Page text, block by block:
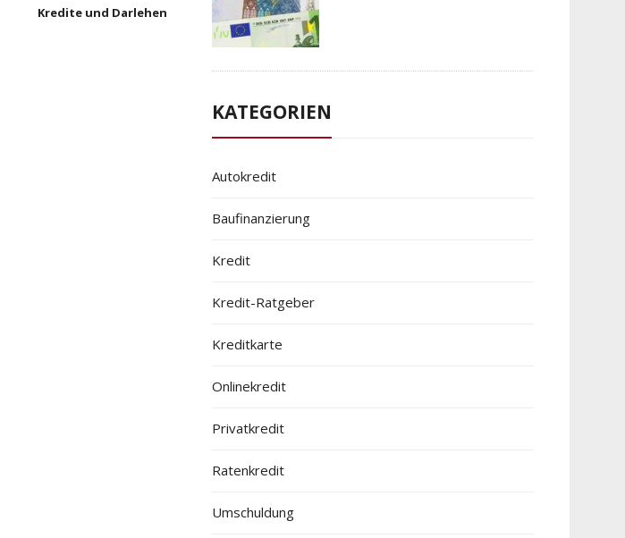
Kredite und Darlehen
KATEGORIEN
Autokredit
Baufinanzierung
Kredit
Kredit-Ratgeber
Kreditkarte
Onlinekredit
Privatkredit
Ratenkredit
Umschuldung